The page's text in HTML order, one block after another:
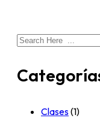
Clases(1)